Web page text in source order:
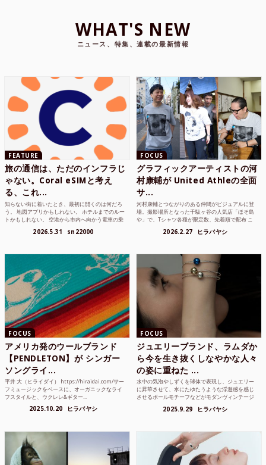
WHAT'S NEW
ニュース、特集、連載の最新情報
FEATURE
旅の通信は、ただのインフラじ
ゃない。Coral eSIMと考え
る、これ...
知らない街に着いたとき、最初に開くのは何だろ
う。 地図アプリかもしれない。 ホテルまでのルー
トかもしれない。 空港から市内へ向かう電車の乗
2026.5.31 sn22000
FOCUS
グラフィックアーティストの河
村康輔が United Athleの全面
サ...
河村康輔とつながりのある仲間がビジュアルに登
場。撮影場所となった千駄ヶ谷の人気店「ほそ島
や」で、Tシャツ各種が限定数、先着順で配布 こ
2026.2.27 ヒラバヤシ
FOCUS
アメリカ発のウールブランド
【PENDLETON】が シンガー
ソングライ...
平井 大（ヒライダイ） https://hiraidai.com/サー
フミュージックをベースに、オーガニックなライ
フスタイルと、ウクレレ&ギター...
2025.10.20 ヒラバヤシ
FOCUS
ジュエリーブランド、ラムダか
ら今を生き抜くしなやかな人々
の姿に重ねた ...
水中の気泡やしずくを球体で表現し、ジュエリー
に昇華させて、水にたゆたうような浮遊感を感じ
させるボールモチーフなどがモダンヴィンテージ
2025.9.29 ヒラバヤシ